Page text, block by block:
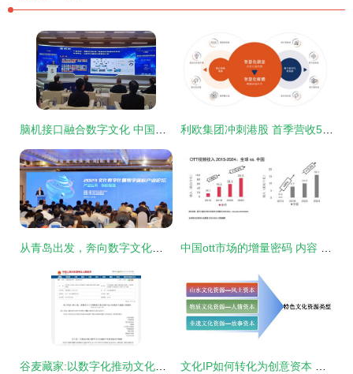
脑机接口融合数字文化 中国创新力量引领未来产业新纪元 利欧集团冲刺港股 首季营收51亿撑腰，为何净利骤降71%？数字文化创意内容的大考。
从青岛出发，奔向数字文化的星辰大海 中国ott市场的增量密码 内容 服务与大屏
谷麦藏家:以数字化推动文化和旅游融合发展 文化IP如何转化为创意资本 数字文化创意内容的应用与服务路径